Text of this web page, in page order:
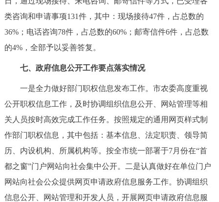
类咨询和申请事项131件，其中：现场接待47件，占总数的
36%；电话咨询78件，占总数的60%；邮寄信件6件，占总数
的4%，全部予以妥善答复。
七、政府信息公开工作要点落实情况
一是全力做好部门职权信息发布工作。市农委高度重视
公开职权信息工作，及时协调组织信息公开、网站管理等相
关人员按时高效完成工作任务。按照规定的通用网页样式制
作部门职权信息，其中包括：基本信息、法定职责、领导简
历、内设机构、所属机构等。按全市统一部署于7月份在“首
都之窗”门户网站向社会集中公开。二是认真做好在单位门户
网站向社会公众提供网页申请政府信息服务工作。协调组织
信息公开、网站管理和开发人员，开展网页申请政府信息服